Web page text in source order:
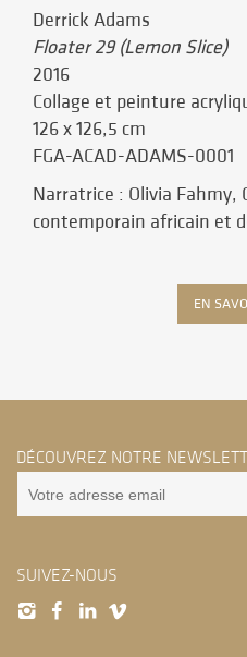
Derrick Adams
Floater 29 (Lemon Slice)
2016
Collage et peinture
126 x 126,5 cm
FGA-ACAD-ADAMS-0001
Narratrice : Olivia Fahmy,
contemporain africain et
EN
DÉCOUVREZ NOTRE
SUIVEZ-NOUS